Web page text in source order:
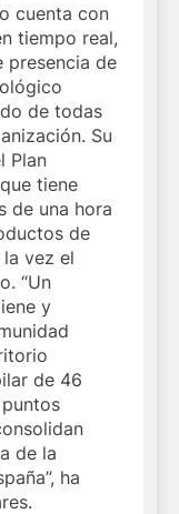
cuenta con
tiempo real,
presencia de
de todas
Su
Plan
tiene
de una hora
de
vez el
“Un
y
de 46
de la
ha